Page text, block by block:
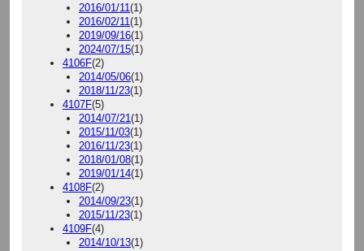
2016/01/11 (1)
2016/02/11 (1)
2019/09/16(1)
2024/07/15(1)
4106F(2)
2014/05/06(1)
2018/11/23(1)
4107F(5)
2014/07/21 (1)
2015/11/03(1)
2016/11/23(1)
2018/01/08(1)
2019/01/14(1)
4108F(2)
2014/09/23(1)
2015/11/23(1)
4109F(4)
2014/10/13(1)